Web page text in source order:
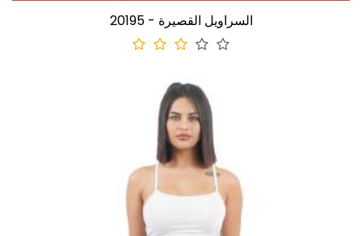
20195 - السراويل القصيرة